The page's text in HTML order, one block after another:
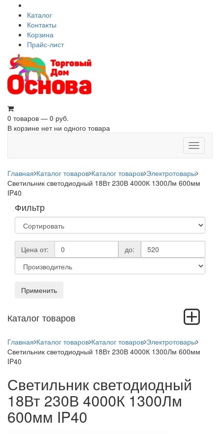
Каталог
Контакты
Корзина
Прайс-лист
0 товаров — 0 руб.
В корзине нет ни одного товара
Toggle
Главная Каталог товаров Каталог товаров Электротовары
Светильник светодиодный 18Вт 230В 4000К 1300Лм 600мм
IP40
Фильтр
Цена от: до:
Применить
Каталог товаров
Toggle
navigation
Главная Каталог товаров Каталог товаров Электротовары
Светильник светодиодный 18Вт 230В 4000К 1300Лм 600мм
IP40
Светильник светодиодный
18Вт 230В 4000К 1300Лм
600мм IP40